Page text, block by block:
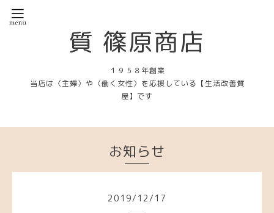
質 篠原商店
１９５８年創業
当店は〈主婦〉や〈働く女性〉を応援している【生活改善質
屋】です
お知らせ
2019/ 12/ 17